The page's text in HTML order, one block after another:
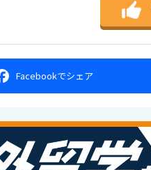
Facebookでシェア